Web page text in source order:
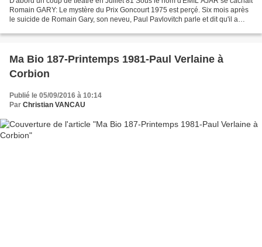
Romain GARY: Le mystère du Prix Goncourt 1975 est perçé. Six mois après
le suicide de Romain Gary, son neveu, Paul Pavlovitch parle et dit qu'il a
Ma Bio 187-Printemps 1981-Paul Verlaine à
Corbion
Publié le 05/09/2016 à 10:14
Par Christian VANCAU